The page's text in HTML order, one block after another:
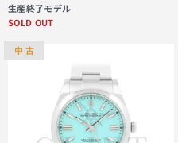
生産終了モデル
SOLD OUT
中 古